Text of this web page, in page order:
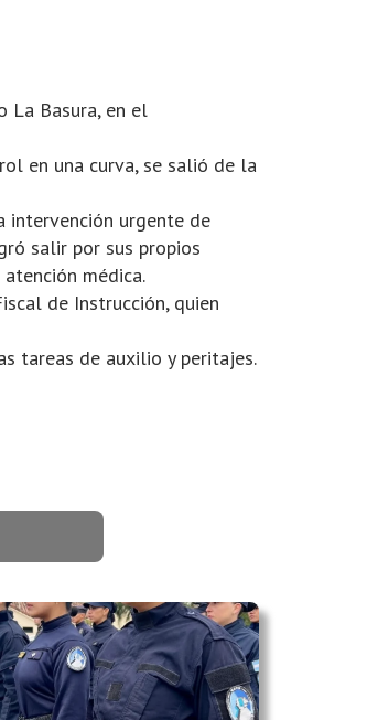
La Basura, en el
en una curva, se salió de la
urgente de
salir por sus propios
médica.
de Instrucción, quien
tareas de auxilio y peritajes.